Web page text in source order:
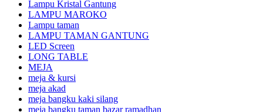
Lampu Kristal Gantung
LAMPU MAROKO
Lampu taman
LAMPU TAMAN GANTUNG
LED Screen
LONG TABLE
MEJA
meja & kursi
meja akad
meja bangku kaki silang
meja bangku taman bazar ramadhan